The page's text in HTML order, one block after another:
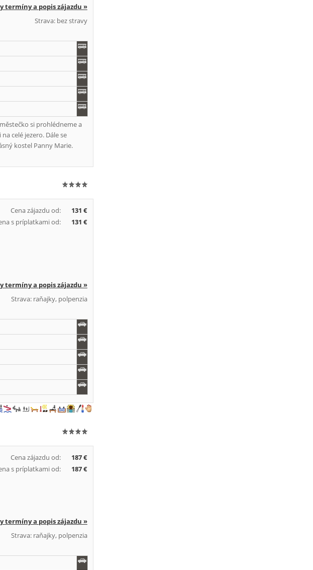
termíny a popis zájazdu »
Strava: bez stravy
si prohlédneme a
celé jezero. Dále se
kostel Panny Marie.
Cena zájazdu od:
131 €
s príplatkami od:
131 €
termíny a popis zájazdu »
Strava: raňajky, polpenzia
Cena zájazdu od:
187 €
s príplatkami od:
187 €
termíny a popis zájazdu »
Strava: raňajky, polpenzia